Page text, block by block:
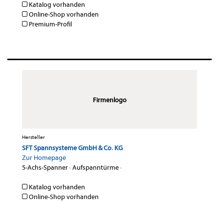
Katalog vorhanden
Online-Shop vorhanden
Premium-Profil
Firmenlogo
Hersteller
SFT Spannsysteme GmbH & Co. KG
Zur Homepage
5-Achs-Spanner·Aufspanntürme·
Katalog vorhanden
Online-Shop vorhanden